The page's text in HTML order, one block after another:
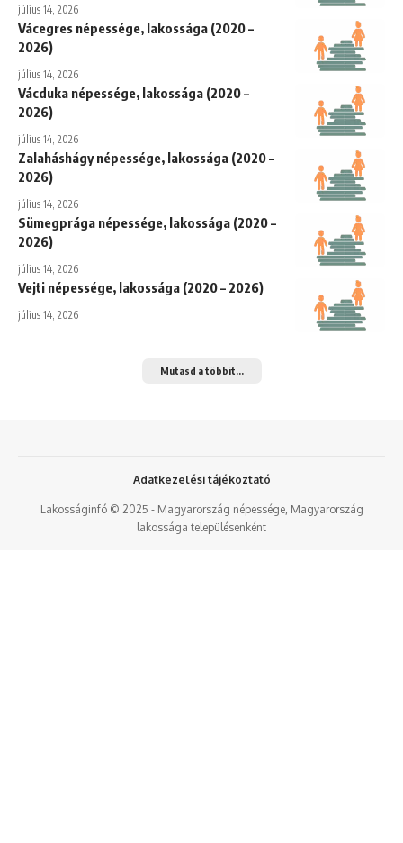
július 14, 2026
Vácegres népessége, lakossága (2020 –
2026)
július 14, 2026
Vácduka népessége, lakossága (2020 –
2026)
július 14, 2026
Zalaháshágy népessége, lakossága (2020 –
2026)
július 14, 2026
Sümegprága népessége, lakossága (2020 –
2026)
július 14, 2026
Vejti népessége, lakossága (2020 – 2026)
július 14, 2026
Mutasd a többit...
Lakosságinfó © 2025 - Magyarország népessége, Magyarország
lakossága településenként
Adatkezelési tájékoztató